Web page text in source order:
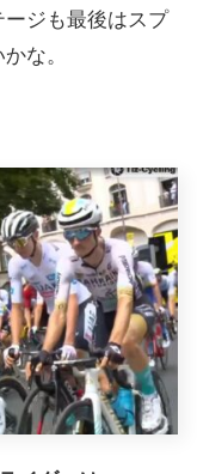
ジも最後はスプ
な。